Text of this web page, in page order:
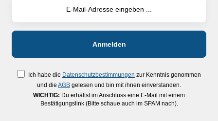
Ich habe die Datenschutzbestimmungen zur Kenntnis genommen
und die AGB gelesen und bin mit ihnen einverstanden.
WICHTIG: Du erhältst im Anschluss eine E-Mail mit einem
Bestätigungslink (Bitte schaue auch im SPAM nach).